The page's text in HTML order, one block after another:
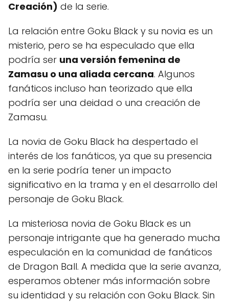
Creación) de la serie.
La relación entre Goku Black y su novia es un
misterio, pero se ha especulado que ella
podría ser una versión femenina de
Zamasu o una aliada cercana. Algunos
fanáticos incluso han teorizado que ella
podría ser una deidad o una creación de
Zamasu.
La novia de Goku Black ha despertado el
interés de los fanáticos, ya que su presencia
en la serie podría tener un impacto
significativo en la trama y en el desarrollo del
personaje de Goku Black.
La misteriosa novia de Goku Black es un
personaje intrigante que ha generado mucha
especulación en la comunidad de fanáticos
de Dragon Ball. A medida que la serie avanza,
esperamos obtener más información sobre
su identidad y su relación con Goku Black. Sin